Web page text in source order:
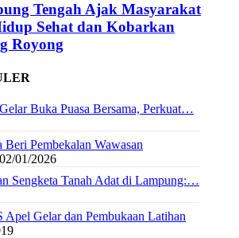
Tengah Ajak Masyarakat
Sehat dan Kobarkan
Royong
Buka Puasa Bersama, Perkuat…
Pembekalan Wawasan
02/01/2026
Sengketa Tanah Adat di Lampung:…
Gelar dan Pembukaan Latihan